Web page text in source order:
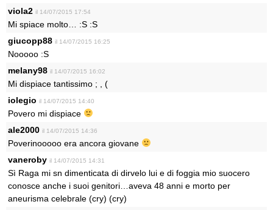
viola2 il 14/07/2015 17:54
Mi spiace molto… :S :S
giucopp88 il 14/07/2015 16:25
Nooooo :S
melany98 il 14/07/2015 16:02
Mi dispiace tantissimo ; , (
iolegio il 14/07/2015 14:40
Povero mi dispiace
ale2000 il 14/07/2015 14:36
Poverinooooo era ancora giovane
vaneroby il 14/07/2015 14:31
Sì Raga mi sn dimenticata di dirvelo lui e di foggia mio suocero
conosce anche i suoi genitori…aveva 48 anni e morto per
aneurisma celebrale (cry) (cry)